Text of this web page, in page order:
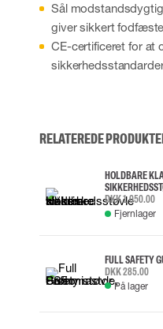
Sål
giver sikkert
CE-certificeret for at
RELATEREDE
HOLDBARE
DKK 1,050.00
Fjernlager
FULL SAFETY
DKK 285.00
På lager